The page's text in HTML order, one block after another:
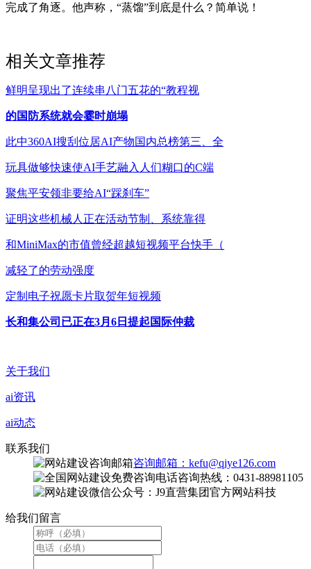
完成了角逐。他声称，“蒸馏”到底是什么？简单说！
相关文章推荐
鲜明呈现出了连续串八门五花的“教程视
的国防系统就会霎时崩塌
此中360AI搜刮位居AI产物国内总榜第三、全
玩具做够快速使AI手艺融入人们糊口的C端
聚焦平安领非要给AI“踩刹车”
证明这些机械人正在活动节制、系统靠得
和MiniMax的市值曾经超越短视频平台快手（
减轻了的劳动强度
定制电子祝愿卡片取贺年短视频
长和集公司已正在3月6日提起国际仲裁
关于我们
ai资讯
ai动态
联系我们
咨询邮箱：kefu@qiye126.com
咨询热线：0431-88981105
微信公众号：J9直营集团官方网站科技
给我们留言